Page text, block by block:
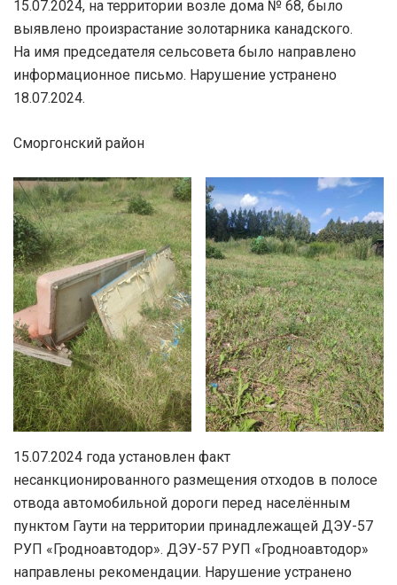
15.07.2024, на территории возле дома № 68, было
выявлено произрастание золотарника канадского.
На имя председателя сельсовета было направлено
информационное письмо. Нарушение устранено
18.07.2024.
Сморгонский район
15.07.2024 года установлен факт
несанкционированного размещения отходов в полосе
отвода автомобильной дороги перед населённым
пунктом Гаути на территории принадлежащей ДЭУ-57
РУП «Гродноавтодор». ДЭУ-57 РУП «Гродноавтодор»
направлены рекомендации. Нарушение устранено